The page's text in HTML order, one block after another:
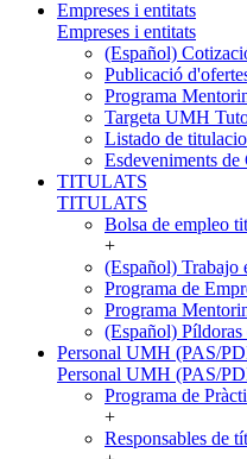
Empreses i entitats
Empreses i entitats
(Español)
Publicació
Programa
Targeta UMH
Listado de
Esdeveniments
TITULATS
TITULATS
Bolsa de empleo
+
(Español) Trabajo
Programa de
Programa
(Español)
Personal UMH (PAS/
Personal UMH (PAS/
Programa de
+
Responsables de